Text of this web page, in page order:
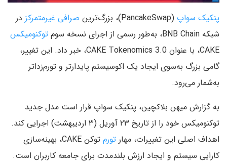
پنکیک‌ سواپ (PancakeSwap)، بزرگ‌ترین صرافی غیرمتمرکز در
شبکه BNB Chain، به‌طور رسمی از اجرای نسخه سوم
توکنومیکس
CAKE، با عنوان CAKE Tokenomics 3.0، خبر داد. این تغییر،
گامی بزرگ به‌سوی ایجاد یک اکوسیستم پایدارتر و تورم‌زداتر
به‌شمار می‌رود.
به گزارش میهن بلاکچین، پنکیک‌ سواپ قرار است مدل جدید
توکنومیکس خود را از تاریخ ۲۳ آوریل (۳ اردیبهشت) اجرایی کند.
اهداف اصلی این تغییرات، مهار تورم
توکن CAKE، بهینه‌سازی
کارایی سیستم و ایجاد ارزش بلندمدت برای جامعه کاربران است.